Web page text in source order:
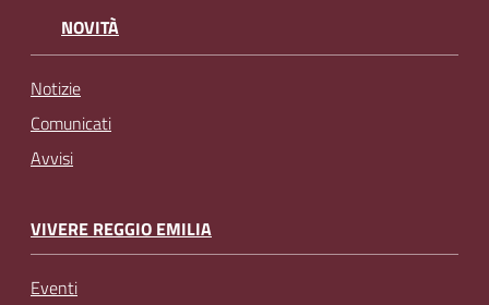
NOVITÀ
Notizie
Comunicati
Avvisi
VIVERE REGGIO EMILIA
Eventi